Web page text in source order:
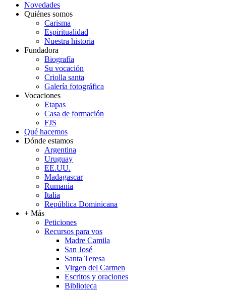
Novedades
Quiénes somos
Carisma
Espiritualidad
Nuestra historia
Fundadora
Biografía
Su vocación
Criolla santa
Galería fotográfica
Vocaciones
Etapas
Casa de formación
FJS
Qué hacemos
Dónde estamos
Argentina
Uruguay
EE.UU.
Madagascar
Rumania
Italia
República Dominicana
+ Más
Peticiones
Recursos para vos
Madre Camila
San José
Santa Teresa
Virgen del Carmen
Escritos y oraciones
Biblioteca